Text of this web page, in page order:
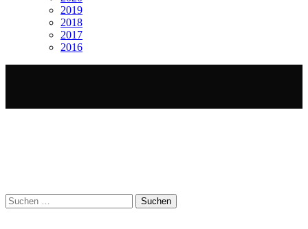
2019
2018
2017
2016
Suchen
nach: